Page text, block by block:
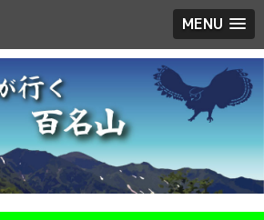
MENU